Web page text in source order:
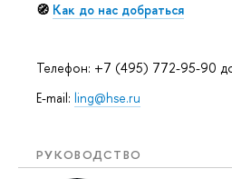
🧭 Как до нас добраться
Телефон: +7 (495) 772-95-90
E-mail: ling@hse.ru
РУКОВОДСТВО